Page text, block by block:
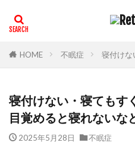
HOME 不眠症 寝付けな
寝付けない・寝てもす
目覚めると寝れないな
2025年5月28日 不眠症